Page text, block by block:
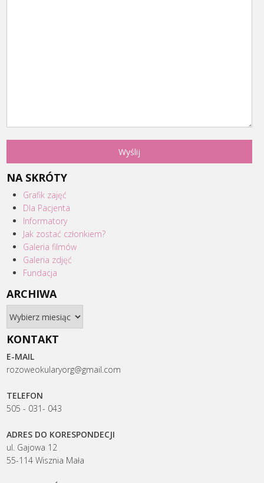
NA SKRÓTY
Grafik zajęć
Dla Pacjenta
Informatory
Jak zostać członkiem?
Galeria filmów
Galeria zdjęć
Fundacja
ARCHIWA
KONTAKT
E-MAIL
rozoweokularyorg@gmail.com
TELEFON
505 - 031- 043
ADRES DO KORESPONDECJI
ul. Gajowa 12
55-114 Wisznia Mała